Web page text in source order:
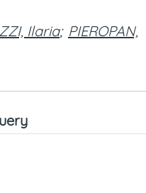
Ilaria; PIEROPAN,